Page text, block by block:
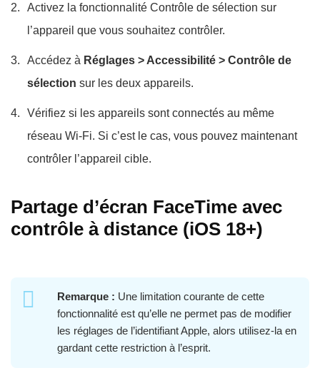
Activez la fonctionnalité Contrôle de sélection sur
l’appareil que vous souhaitez contrôler.
Accédez à Réglages > Accessibilité > Contrôle de
sélection sur les deux appareils.
Vérifiez si les appareils sont connectés au même
réseau Wi-Fi. Si c’est le cas, vous pouvez maintenant
contrôler l’appareil cible.
Partage d’écran FaceTime avec
contrôle à distance (iOS 18+)
Remarque : Une limitation courante de cette
fonctionnalité est qu’elle ne permet pas de modifier
les réglages de l’identifiant Apple, alors utilisez-la en
gardant cette restriction à l’esprit.